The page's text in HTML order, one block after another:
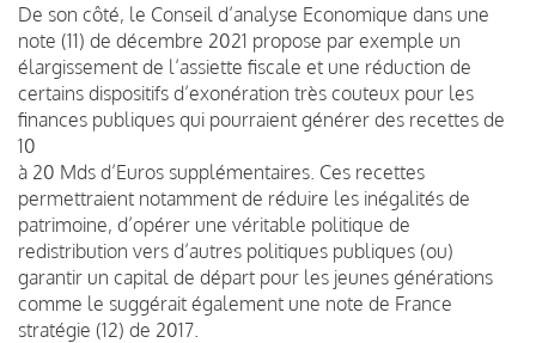
De son côté, le Conseil d’analyse Economique dans une
note (11) de décembre 2021 propose par exemple un
élargissement de l’assiette fiscale et une réduction de
certains dispositifs d’exonération très couteux pour les
finances publiques qui pourraient générer des recettes de
10
à 20 Mds d’Euros supplémentaires. Ces recettes
permettraient notamment de réduire les inégalités de
patrimoine, d’opérer une véritable politique de
redistribution vers d’autres politiques publiques (ou)
garantir un capital de départ pour les jeunes générations
comme le suggérait également une note de France
stratégie (12) de 2017.